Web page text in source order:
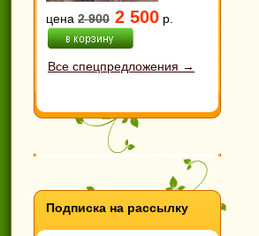
цена 2 900 2 500 р.
Все спецпредложения →
Подписка на рассылку